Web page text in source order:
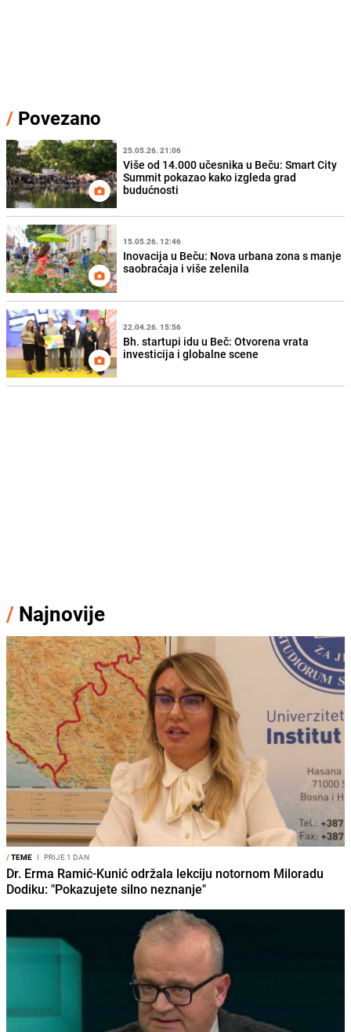
/ Povezano
25.05.26. 21:06
Više od 14.000 učesnika u Beču: Smart City
Summit pokazao kako izgleda grad
budućnosti
15.05.26. 12:46
Inovacija u Beču: Nova urbana zona s manje
saobraćaja i više zelenila
22.04.26. 15:56
Bh. startupi idu u Beč: Otvorena vrata
investicija i globalne scene
/ Najnovije
/TEME I PRIJE 1 DAN
Dr. Erma Ramić-Kunić održala lekciju notornom Miloradu
Dodiku: "Pokazujete silno neznanje"